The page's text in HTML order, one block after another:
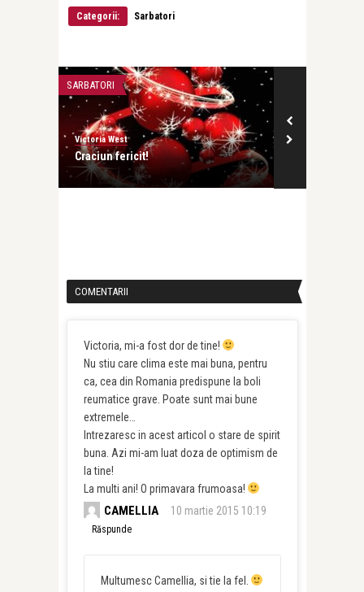
Categorii:
Sarbatori
SARBATORI
Victoria West
Craciun fericit!
COMENTARII
Victoria, mi-a fost dor de tine!
Nu stiu care clima este mai buna, pentru
ca, cea din Romania predispune la boli
reumatice grave. Poate sunt mai bune
extremele…
Intrezaresc in acest articol o stare de spirit
buna. Azi mi-am luat doza de optimism de
la tine!
La multi ani! O primavara frumoasa!
CAMELLIA 10 martie 2015 10:19
Răspunde
Multumesc Camellia, si tie la fel.